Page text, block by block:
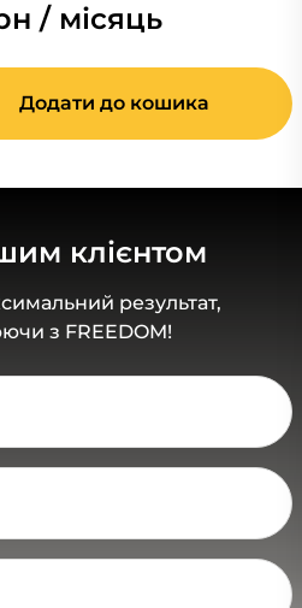
/ місяць
Додати до кошика
клієнтом
результат,
з FREEDOM!